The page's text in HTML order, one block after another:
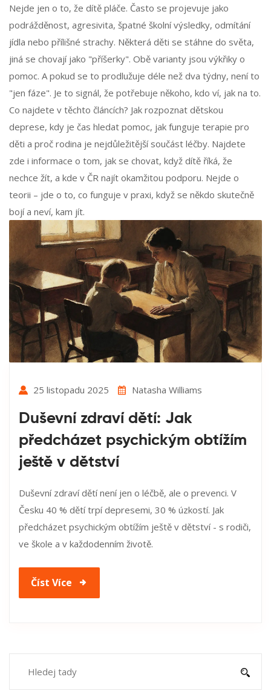
Nejde jen o to, že dítě pláče. Často se projevuje jako
podrážděnost, agresivita, špatné školní výsledky, odmítání
jídla nebo přílišné strachy. Některá děti se stáhne do světa,
jiná se chovají jako "příšerky". Obě varianty jsou výkřiky o
pomoc. A pokud se to prodlužuje déle než dva týdny, není to
"jen fáze". Je to signál, že potřebuje někoho, kdo ví, jak na to.
Co najdete v těchto článcích? Jak rozpoznat dětskou
deprese, kdy je čas hledat pomoc, jak funguje terapie pro
děti a proč rodina je nejdůležitější součást léčby. Najdete
zde i informace o tom, jak se chovat, když dítě říká, že
nechce žít, a kde v ČR najít okamžitou podporu. Nejde o
teorii – jde o to, co funguje v praxi, když se někdo skutečně
bojí a neví, kam jít.
25 listopadu 2025 Natasha Williams
Duševní zdraví dětí: Jak
předcházet psychickým obtížím
ještě v dětství
Duševní zdraví dětí není jen o léčbě, ale o prevenci. V
Česku 40 % dětí trpí depresemi, 30 % úzkostí. Jak
předcházet psychickým obtížím ještě v dětství - s rodiči,
ve škole a v každodenním životě.
Číst Více